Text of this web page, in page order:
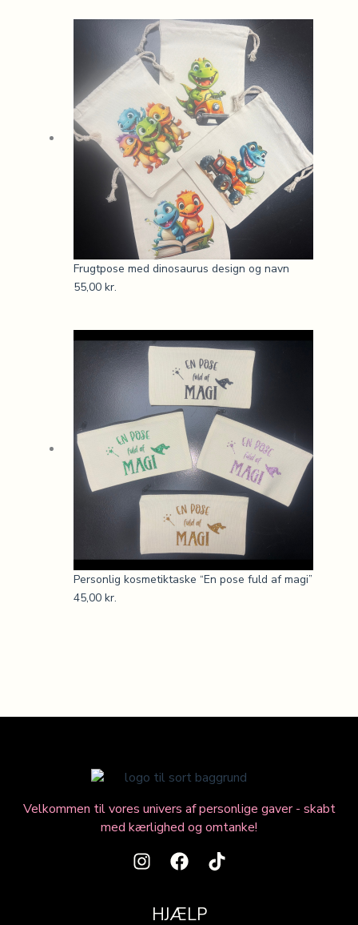
Frugtpose med dinosaurus design og navn
55,00 kr.
Personlig kosmetiktaske “En pose fuld af magi”
45,00 kr.
Velkommen til vores univers af personlige gaver - skabt
med kærlighed og omtanke!
HJÆLP